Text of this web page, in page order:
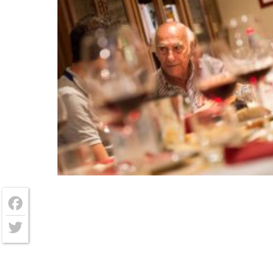
Facebook
Twitter